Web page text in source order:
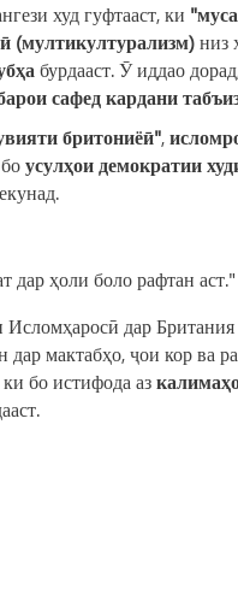
худ гуфтааст, ки
(мултикултурализм)низ
бурдааст. Ӯ иддао
сафед кардани
бритониёӣ",
усулҳои демократии
дар ҳоли боло рафтан аст."
Исломҳаросӣ дар
мактабҳо, ҷои кор ва
ки бо истифода аз